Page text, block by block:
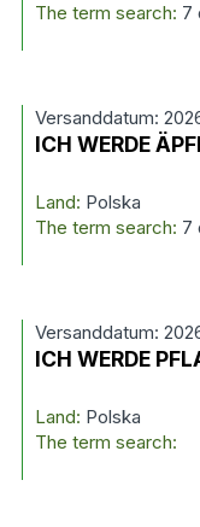
The term search: 7
Versanddatum:
ICH WERDE
Land: Polska
The term search: 7
Versanddatum:
ICH WERDE
Land: Polska
The term search: